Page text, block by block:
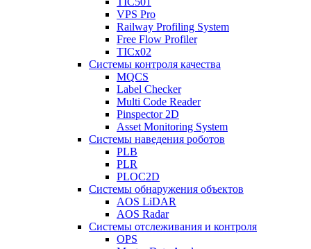
VPS Pro
Railway Profiling System
Free Flow Profiler
TICx02
Системы контроля качества
MQCS
Label Checker
Multi Code Reader
Pinspector 2D
Asset Monitoring System
Системы наведения роботов
PLB
PLR
PLOC2D
Системы обнаружения объектов
AOS LiDAR
AOS Radar
Системы отслеживания и контроля
OPS